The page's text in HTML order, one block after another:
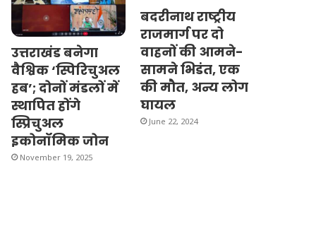
उत्तराखंड बनेगा
वैश्विक ‘स्पिरिचुअल
हब’; दोनों मंडलों में
स्थापित होंगे
स्प्रिचुअल
इकोनॉमिक जोन
November 19, 2025
बदरीनाथ राष्ट्रीय
राजमार्ग पर दो
वाहनों की आमने-
सामने भिडंत, एक
की मौत, अन्य लोग
घायल
June 22, 2024